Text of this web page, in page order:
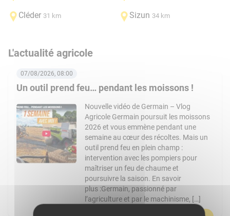
Cléder 31 km Sizun 34 km
L'actualité agricole
Un outil prend feu… pendant les moissons !
07/08/2026, 08:00
Nouvelle vidéo de Germain – Vlog
Agricole Germain poursuit les moissons
2026 et vous emmène pendant une
semaine au cœur des récoltes. Mais un
outil prend feu en plein champ :
intervention avec les pompiers pour
maîtriser un feu de chaume et
poursuivre la saison. En savoir
plus :Germain, passionné par
l’agriculture et par le machinisme, […]